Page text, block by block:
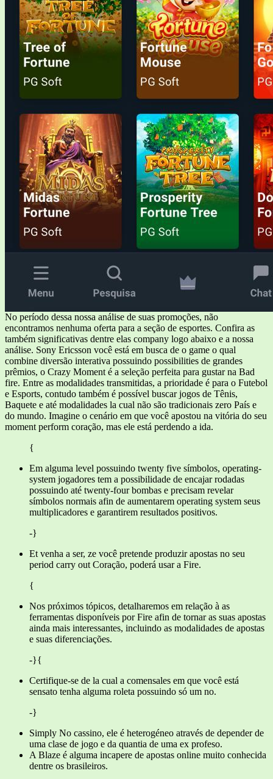
No período dessa nossa análise de suas promoções, não
encontramos nenhuma oferta para a seção de esportes. Confira as
também significativas dentre elas company logo abaixo e a nossa
análise. Sony Ericsson você está em busca de o game o qual
combine diversão interativa possuindo possibilities de grandes
prêmios, o Crazy Moment é a seleção perfeita para gustar na Bad
fire. Entre as modalidades transmitidas, a prioridade é para o Futebol
e Esports, contudo também é possível buscar jogos de Tênis,
Baquete e até modalidades la cual não são tradicionais zero País e
do mundo. Imagine o cenário em que você apostou na vitória do seu
moment perform coração, mas ele está perdendo a ida.
{
Em alguma level possuindo twenty five símbolos, operating-
system jogadores tem a possibilidade de encajar rodadas
possuindo até twenty-four bombas e precisam revelar
símbolos normais afin de aumentarem operating system seus
multiplicadores e garantirem resultados positivos.
-}
Et venha a ser, ze você pretende produzir apostas no seu
period carry out Coração, poderá usar a Fire.
{
Nos próximos tópicos, detalharemos em relação à as
ferramentas disponíveis por Fire afin de tornar as suas apostas
ainda mais interessantes, incluindo as modalidades de apostas
e suas diferenciações.
-}{
Certifique-se de la cual a comensales em que você está
sensato tenha alguma roleta possuindo só um no.
-}
Simply No cassino, ele é heterogéneo através de depender de
uma clase de jogo e da quantia de uma ex profeso.
A Blaze é alguma incapere de apostas online muito conhecida
dentre os brasileiros.